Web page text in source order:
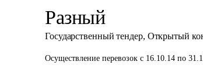
Разный
Государственный тендер, Открытый
Осуществление перевозок с 16.10.14 по